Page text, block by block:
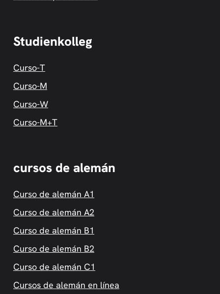
Studienkolleg
Curso-T
Curso-M
Curso-W
Curso-M+T
cursos de alemán
Curso de alemán A1
Curso de alemán A2
Curso de alemán B1
Curso de alemán B2
Curso de alemán C1
Cursos de alemán en línea